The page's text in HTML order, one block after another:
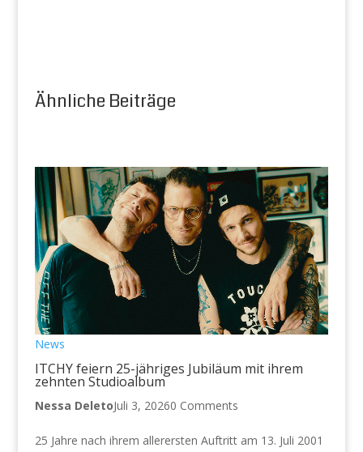
Ähnliche Beiträge
News
ITCHY feiern 25-jähriges Jubiläum mit ihrem
zehnten Studioalbum
Nessa DeletoJuli 3, 20260 Comments
25 Jahre nach ihrem allerersten Auftritt am 13. Juli 2001